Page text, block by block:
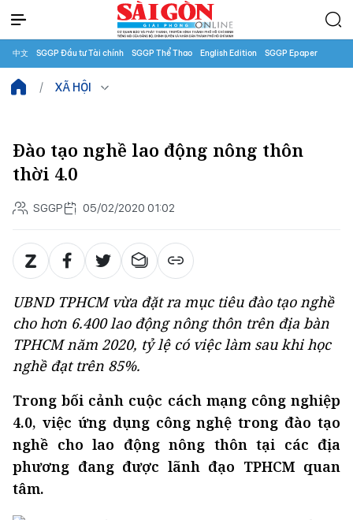
中文 SGGP Đầu tư Tài chính SGGP Thể Thao English Edition SGGP Epaper
XÃ HỘI
Đào tạo nghề lao động nông thôn
thời 4.0
SGGP 05/02/2020 01:02
UBND TPHCM vừa đặt ra mục tiêu đào tạo nghề
cho hơn 6.400 lao động nông thôn trên địa bàn
TPHCM năm 2020, tỷ lệ có việc làm sau khi học
nghề đạt trên 85%.
Trong bối cảnh cuộc cách mạng công nghiệp
4.0, việc ứng dụng công nghệ trong đào tạo
nghề cho lao động nông thôn tại các địa
phương đang được lãnh đạo TPHCM quan
tâm.